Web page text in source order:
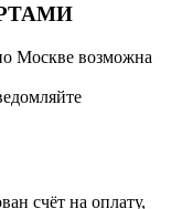
Москве возможна
счёт на оплату,